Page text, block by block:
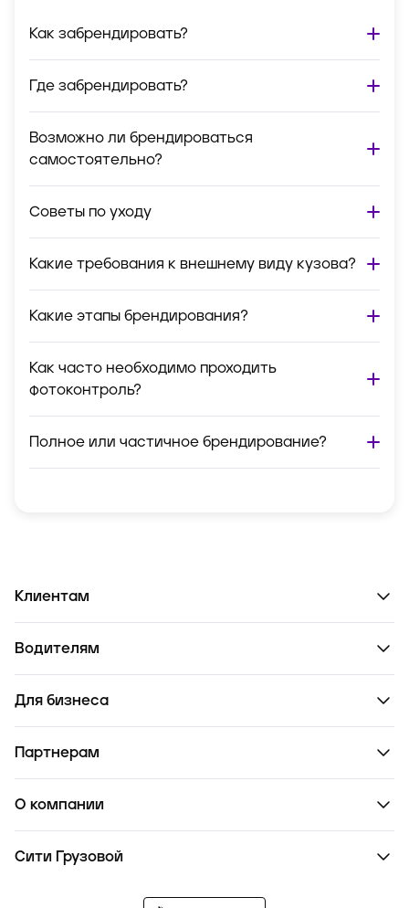
Как забрендировать?
Где забрендировать?
Возможно ли брендироваться
самостоятельно?
Советы по уходу
Какие требования к внешнему виду кузова?
Какие этапы брендирования?
Как часто необходимо проходить
фотоконтроль?
Полное или частичное брендирование?
Клиентам
Водителям
Для бизнеса
Партнерам
О компании
Сити Грузовой